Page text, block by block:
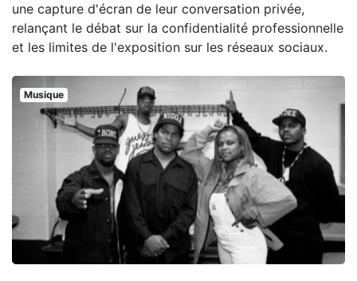
une capture d'écran de leur conversation privée,
relançant le débat sur la confidentialité professionnelle
et les limites de l'exposition sur les réseaux sociaux.
Musique